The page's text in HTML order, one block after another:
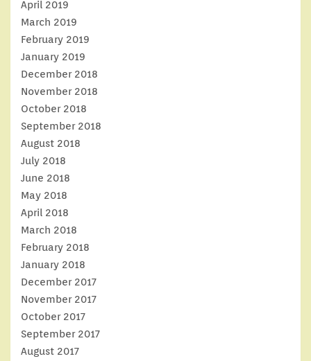
April 2019
March 2019
February 2019
January 2019
December 2018
November 2018
October 2018
September 2018
August 2018
July 2018
June 2018
May 2018
April 2018
March 2018
February 2018
January 2018
December 2017
November 2017
October 2017
September 2017
August 2017